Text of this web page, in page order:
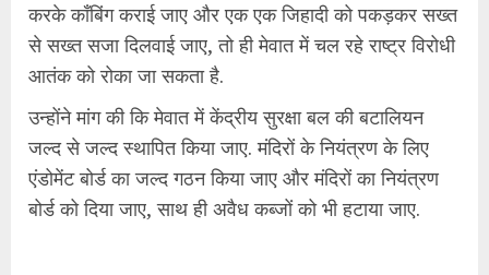
करके कॉंबिंग कराई जाए और एक एक जिहादी को पकड़कर सख्त
से सख्त सजा दिलवाई जाए, तो ही मेवात में चल रहे राष्ट्र विरोधी
आतंक को रोका जा सकता है.
उन्होंने मांग की कि मेवात में केंद्रीय सुरक्षा बल की बटालियन
जल्द से जल्द स्थापित किया जाए. मंदिरों के नियंत्रण के लिए
एंडोमेंट बोर्ड का जल्द गठन किया जाए और मंदिरों का नियंत्रण
बोर्ड को दिया जाए, साथ ही अवैध कब्जों को भी हटाया जाए.